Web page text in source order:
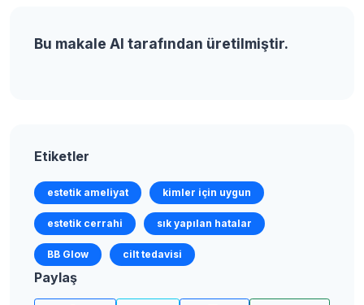
Bu makale AI tarafından üretilmiştir.
Etiketler
estetik ameliyat kimler için uygun
estetik cerrahi sık yapılan hatalar
BB Glow cilt tedavisi
Paylaş